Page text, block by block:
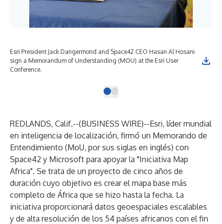
Esri President Jack Dangermond and Space42 CEO Hasan Al Hosani
sign a Memorandum of Understanding (MOU) at the Esri User
Conference.
REDLANDS, Calif.--(BUSINESS WIRE)--Esri, líder mundial
en inteligencia de localización, firmó un Memorando de
Entendimiento (MoU, por sus siglas en inglés) con
Space42 y Microsoft para apoyar la "Iniciativa Map
Africa". Se trata de un proyecto de cinco años de
duración cuyo objetivo es crear el mapa base más
completo de África que se hizo hasta la fecha. La
iniciativa proporcionará datos geoespaciales escalables
y de alta resolución de los 54 países africanos con el fin